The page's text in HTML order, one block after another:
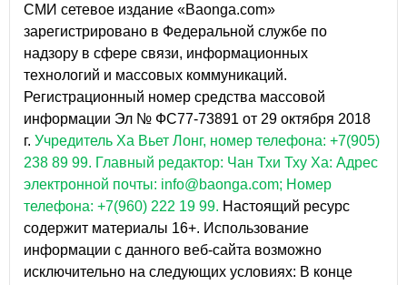
СМИ сетевое издание «Baonga.com»
зарегистрировано в Федеральной службе по
надзору в сфере связи, информационных
технологий и массовых коммуникаций.
Регистрационный номер средства массовой
информации Эл № ФС77-73891 от 29 октября 2018
г. Учредитель Ха Вьет Лонг, номер телефона: +7(905)
238 89 99. Главный редактор: Чан Тхи Тху Ха: Адрес
электронной почты: info@baonga.com; Номер
телефона: +7(960) 222 19 99. Настоящий ресурс
содержит материалы 16+. Использование
информации с данного веб-сайта возможно
исключительно на следующих условиях: В конце